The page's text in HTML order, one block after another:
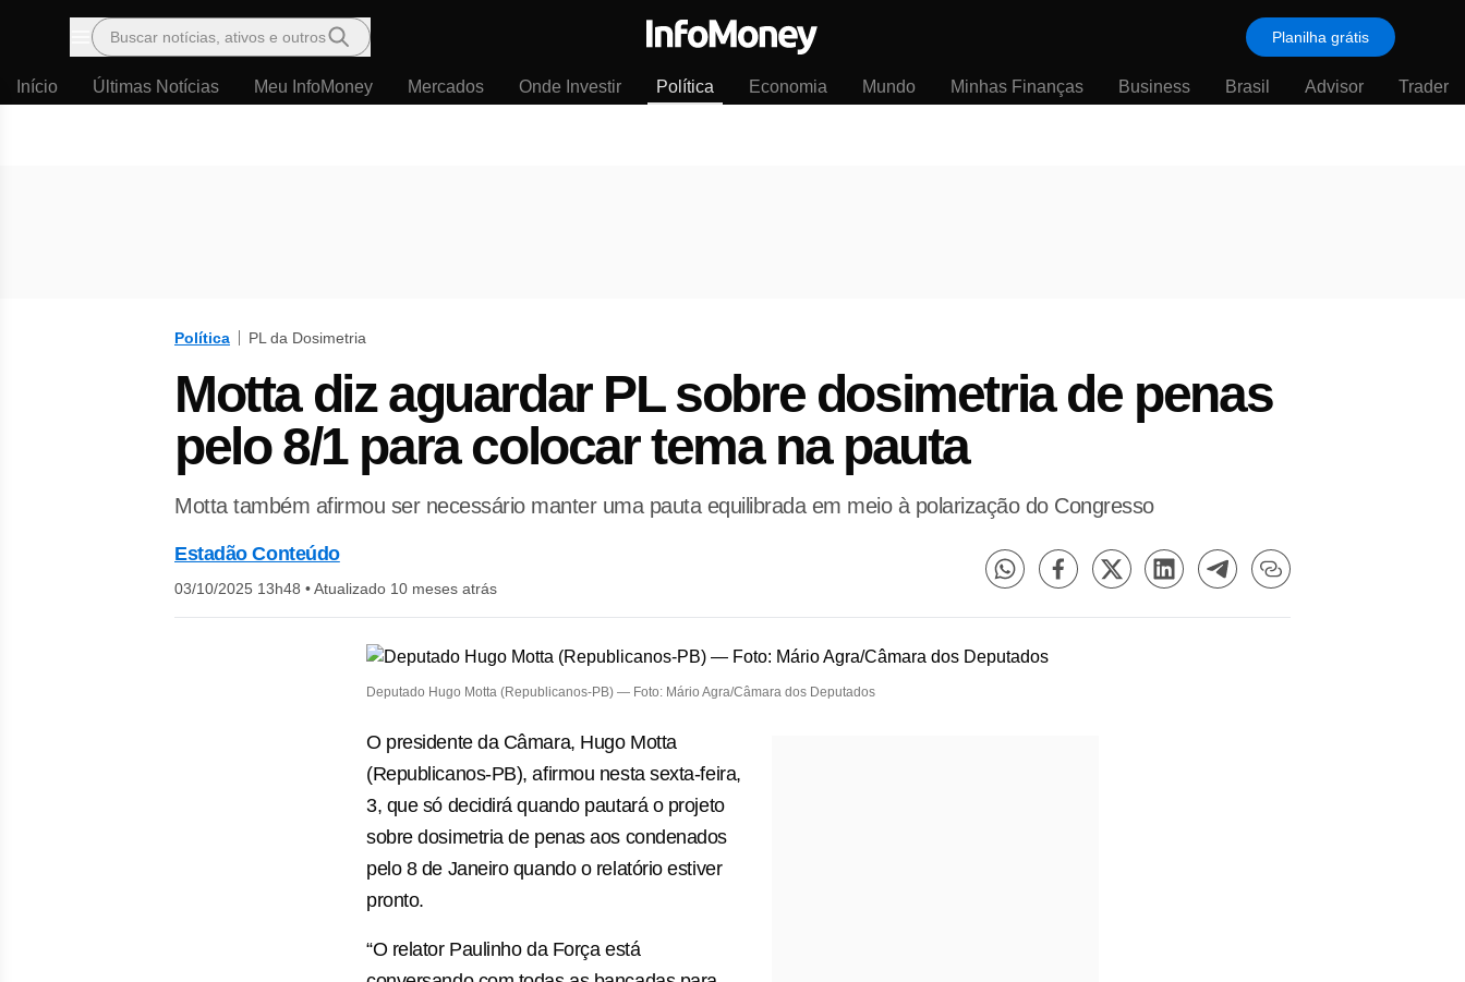
Menu
Buscar notícias, ativos e outros Planilha grátis
Início Últimas Notícias Meu InfoMoney Mercados Onde Investir Política Economia Mundo Minhas Finanças Business Brasil Advisor Trader
Política PL da Dosimetria
Motta diz aguardar PL sobre dosimetria de penas
pelo 8/1 para colocar tema na pauta
Motta também afirmou ser necessário manter uma pauta equilibrada em meio à polarização do Congresso
Estadão Conteúdo
03/10/2025 13h48 •Atualizado 10 meses atrás
Deputado Hugo Motta (Republicanos-PB) — Foto: Mário Agra/Câmara dos Deputados
O presidente da Câmara, Hugo Motta
(Republicanos-PB), afirmou nesta sexta-feira,
3, que só decidirá quando pautará o projeto
sobre dosimetria de penas aos condenados
pelo 8 de Janeiro quando o relatório estiver
pronto.
“O relator Paulinho da Força está